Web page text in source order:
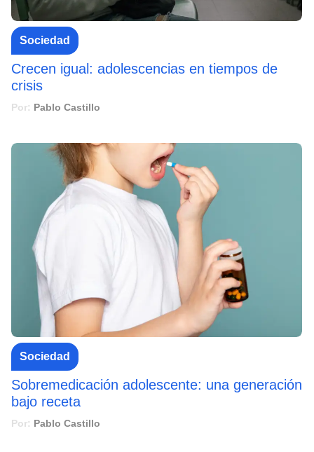
Sociedad
Crecen igual: adolescencias en tiempos de
crisis
Por: Pablo Castillo
Sociedad
Sobremedicación adolescente: una generación
bajo receta
Por: Pablo Castillo